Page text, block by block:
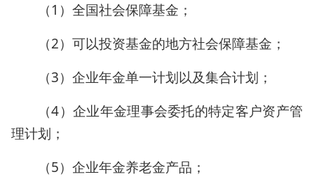
（1）全国社会保障基金；
（2）可以投资基金的地方社会保障基金；
（3）企业年金单一计划以及集合计划；
（4）企业年金理事会委托的特定客户资产管
理计划；
（5）企业年金养老金产品；